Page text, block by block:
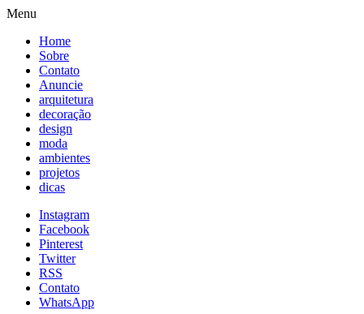
Menu
Home
Sobre
Contato
Anuncie
arquitetura
decoração
design
moda
ambientes
projetos
dicas
Instagram
Facebook
Pinterest
Twitter
RSS
Contato
WhatsApp